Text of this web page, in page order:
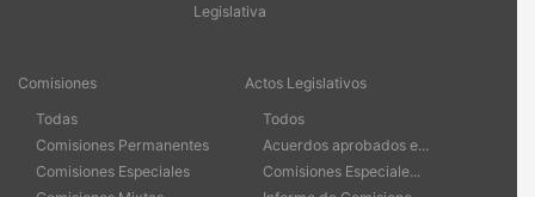
Legislativa
Comisiones
Todas
Comisiones Permanentes
Comisiones Especiales
Actos Legislativos
Todos
Acuerdos aprobados e...
Comisiones Especiale...